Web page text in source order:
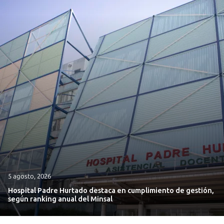
5 agosto, 2026
Hospital Padre Hurtado destaca en cumplimiento de gestión,
según ranking anual del Minsal